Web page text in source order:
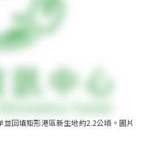
回填矩形港區新生地約2.2公頃。圖片